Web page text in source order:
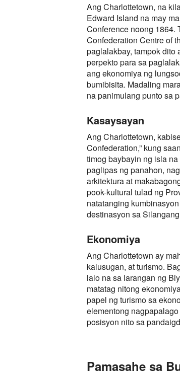
Ang Charlottetown, na
Edward Island na may
Conference noong 1864.
Confederation Centre of
paglalakbay, tampok dito
perpekto para sa
ang ekonomiya ng
bumibisita. Madaling
na panimulang punto sa
Kasaysayan
Ang Charlottetown,
Confederation,” kung
timog baybayin ng isla
paglipas ng panahon,
arkitektura at
pook-kultural tulad ng
natatanging
destinasyon sa
Ekonomiya
Ang Charlottetown ay
kalusugan, at turismo.
lalo na sa larangan ng
matatag nitong
papel ng turismo sa
elementong
posisyon nito sa
Pamasahe sa